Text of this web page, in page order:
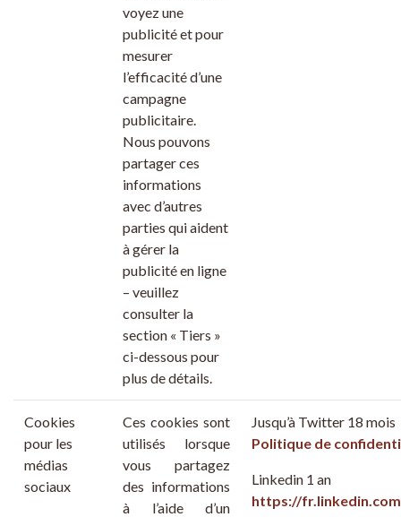
voyez une
publicité et pour
mesurer
l’efficacité d’une
campagne
publicitaire.
Nous pouvons
partager ces
informations
avec d’autres
parties qui aident
à gérer la
publicité en ligne
– veuillez
consulter la
section « Tiers »
ci-dessous pour
plus de détails.
Cookies
pour les
médias
sociaux
Ces cookies sont
utilisés lorsque
vous partagez
des informations
à l’aide d’un
Jusqu’à Twitter 18 mois
Politique de
Linkedin 1 an
https://